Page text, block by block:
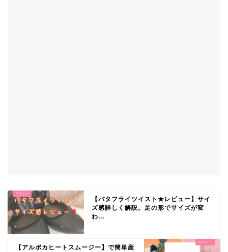
【バタフライツイスト★レビュー】サイ
ズ感詳しく解説。足の形でサイズが変
わ...
【アルポカヒートスムージー】で簡単産